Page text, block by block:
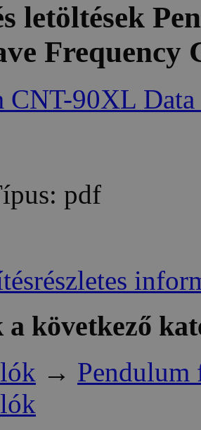
letöltések
Frequency
CNT-90XL Data
pdf
következő
→ Pendulum